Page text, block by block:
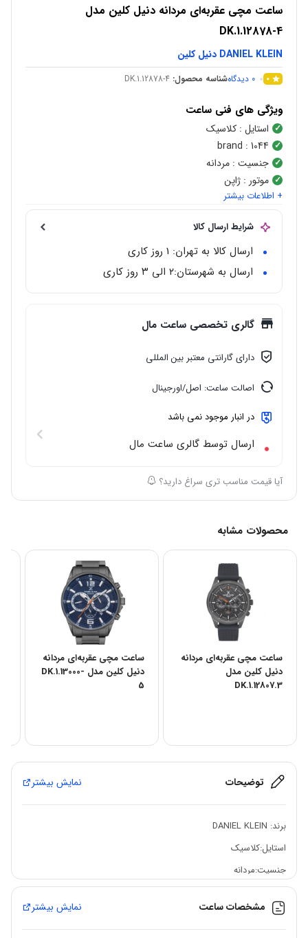
ساعت مچی عقربه‌ای مردانه دنیل کلین مدل
DK.1.12878-4
DANIEL KLEIN دنیل کلین
0
0 دیدگاهشناسه محصول: DK.1.12878-4
ویژگی های فنی ساعت
استایل : کلاسیک
brand : 1044
جنسیت : مردانه
موتور : ژاپن
نوع موتور:اتوماتیک
رنگ صفحه: مشکی
جنس قاب :استیل ضد زنگ
مقاوم در برابر آب
گارانتی
+ اطلاعات بیشتر
شرایط ارسال کالا
ارسال کالا به تهران: 1 روز کاری
ارسال به شهرستان:‌۲ الی ۳ روز کاری
گالری تخصصی ساعت مال
دارای گارانتی معتبر بین المللی
اصالت ساعت: اصل/اورجینال
در انبار موجود نمی باشد
ارسال توسط گالری ساعت مال
آیا قیمت مناسب تری سراغ دارید؟
محصولات مشابه
ساعت مچی عقربه‌ای مردانه
دنیل کلین مدل
DK.1.12807.3
ساعت مچی عقربه‌ای مردانه
دنیل کلین مدل DK.1.13000-
5
توضیحات نمایش بیشتر
برند: DANIEL KLEIN
استایل:کلاسیک
جنسیت:مردانه
مکانیزم موتور: اتوماتیک
جنس قاب: استیل
مشخصات ساعت نمایش بیشتر